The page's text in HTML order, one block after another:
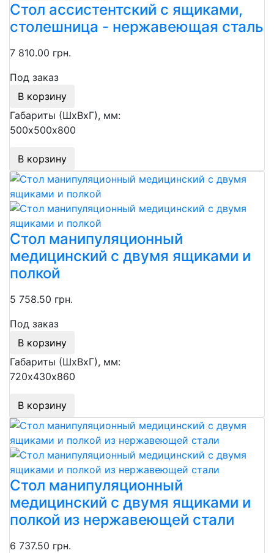
Стол ассистентский с ящиками,
столешница - нержавеющая сталь
7 810.00 грн.
Под заказ
В корзину
Габариты (ШхВхГ), мм:
500х500х800
В корзину
Стол манипуляционный
медицинский с двумя ящиками и
полкой
5 758.50 грн.
Под заказ
В корзину
Габариты (ШхВхГ), мм:
720х430х860
В корзину
Стол манипуляционный
медицинский с двумя ящиками и
полкой из нержавеющей стали
6 737.50 грн.